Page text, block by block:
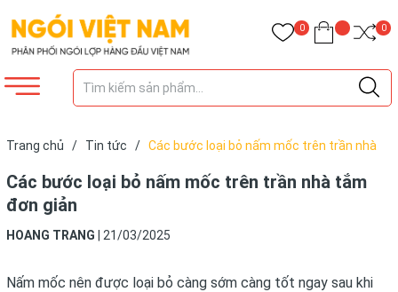
0 0
Trang chủ / Tin tức / Các bước loại bỏ nấm mốc trên trần nhà
Các bước loại bỏ nấm mốc trên trần nhà tắm
đơn giản
HOANG TRANG 21/03/2025
Nấm mốc nên được loại bỏ càng sớm càng tốt ngay sau khi